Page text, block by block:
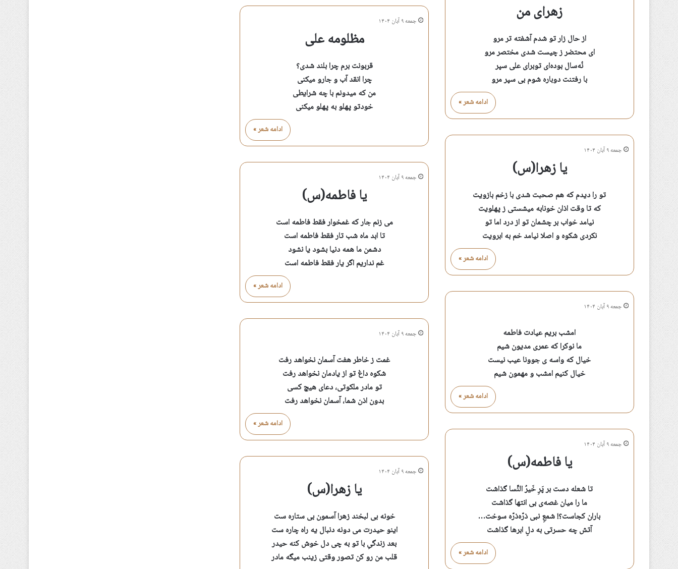
زهرای من
از حال زار تو شدم آشفته تر مرو
ای محتضر ز چیست شدی مختصر مرو
نُه‌سال بوده‌ای توبرای علی سپر
با رفتنت دوباره شوم بی سپر مرو
ادامه شعر »
جمعه ۹ آبان ۱۴۰۴
مظلومه علی
قربونت برم چرا بلند شدی؟
چرا انقد آب و جارو میکنی
من که میدونم با چه شرایطی
خودتو پهلو به پهلو میکنی
ادامه شعر »
جمعه ۹ آبان ۱۴۰۴
یا زهرا(س)
تو را دیدم که هم صحبت شدی با زخم بازویت
که تا وقت اذان خونابه میشستی ز پهلویت
نیامد خواب بر چشمان تو از درد اما تو
نکردی شکوه و اصلا نیامد خم به ابرویت
ادامه شعر »
جمعه ۹ آبان ۱۴۰۴
یا فاطمه(س)
می زنم جار که غمخوار فقط فاطمه است
تا ابد ماه شب تار فقط فاطمه است
دشمن ما همه دنیا بشود یا نشود
غم نداریم اگر یار فقط فاطمه است
ادامه شعر »
جمعه ۹ آبان ۱۴۰۴
امشب بریم عیادت فاطمه
ما نوکرا که عمری مدیون شیم
خیال که واسه ی جوونا عیب نیست
خیال کنیم امشب و مهمون شیم
ادامه شعر »
جمعه ۹ آبان ۱۴۰۴
غمت ز خاطر هفت آسمان نخواهد رفت
شکوه داغ تو از یادمان نخواهد رفت
تو مادر ملکوتی، دعای هیچ کسی
بدون اذن شما، آسمان نخواهد رفت
ادامه شعر »
جمعه ۹ آبان ۱۴۰۴
یا فاطمه(س)
تا شعله دست بر پَرِ خَیر‌ُ النِّسا گذاشت
ما را میان غصه‌ی بی انتها گذاشت
باران کجاست؟! شمعِ نبی ذرّه‌ذرّه سوخت…
آتش چه حسرتی به دلِ ابرها گذاشت
ادامه شعر »
جمعه ۹ آبان ۱۴۰۴
یا زهرا(س)
خونه بی لبخند زهرا آسمون بی ستاره ست
اینو حیدرت می دونه دنبال یه راه چاره ست
بعد زندگیِ با تو به چی دل خوش کنه حیدر
قلب من رو کن تصور وقتی زینب میگه مادر